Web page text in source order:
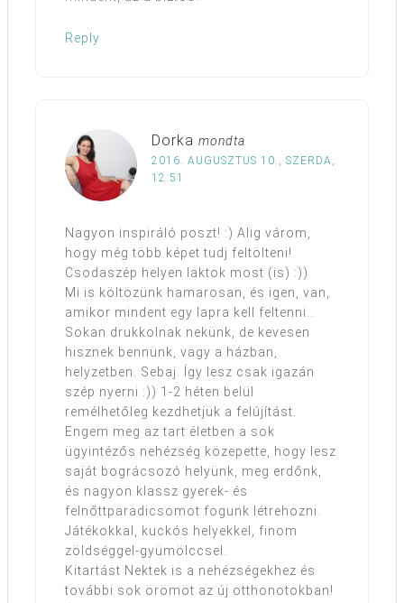
Reply
Dorka mondta
2016. AUGUSZTUS 10., SZERDA,
12:51
Nagyon inspiráló poszt! :) Alig várom,
hogy még több képet tudj feltölteni!
Csodaszép helyen laktok most (is) :))
Mi is költözünk hamarosan, és igen, van,
amikor mindent egy lapra kell feltenni..
Sokan drukkolnak nekünk, de kevesen
hisznek bennünk, vagy a házban,
helyzetben. Sebaj. Így lesz csak igazán
szép nyerni :)) 1-2 héten belül
remélhetőleg kezdhetjük a felújítást.
Engem meg az tart életben a sok
ügyintézős nehézség közepette, hogy lesz
saját bográcsozó helyünk, meg erdőnk,
és nagyon klassz gyerek- és
felnőttparadicsomot fogunk létrehozni.
Játékokkal, kuckós helyekkel, finom
zöldséggel-gyümölccsel.
Kitartást Nektek is a nehézségekhez és
további sok örömöt az új otthonotokban!